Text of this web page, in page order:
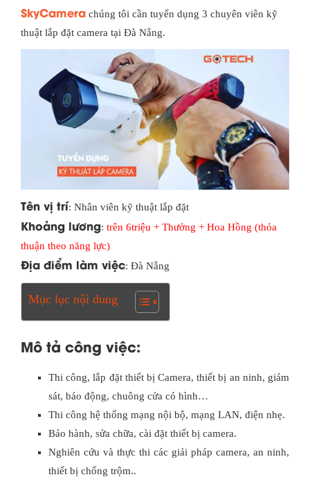
SkyCamera chúng tôi cần tuyển dụng 3 chuyên viên kỹ
thuật lắp đặt camera tại Đà Nẵng.
Tên vị trí: Nhân viên kỹ thuật lắp đặt
Khoảng lương: trên 6triệu + Thưởng + Hoa Hồng (thỏa
thuận theo năng lực)
Địa điểm làm việc: Đà Nẵng
Mục lục nội dung
Mô tả công việc:
Thi công, lắp đặt thiết bị Camera, thiết bị an ninh, giám
sát, báo động, chuông cửa có hình…
Thi công hệ thống mạng nội bộ, mạng LAN, điện nhẹ.
Bảo hành, sửa chữa, cài đặt thiết bị camera.
Nghiên cứu và thực thi các giải pháp camera, an ninh,
thiết bị chống trộm..